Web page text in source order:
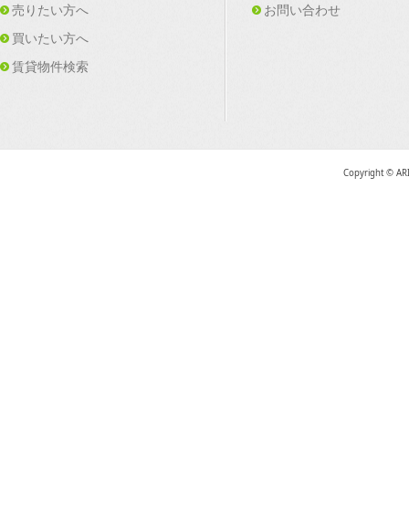
売りたい方へ
買いたい方へ
賃貸物件検索
お問い合わせ
Copyright ©